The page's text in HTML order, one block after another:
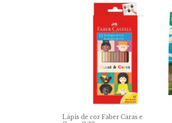
Lápis de cor Faber Caras e